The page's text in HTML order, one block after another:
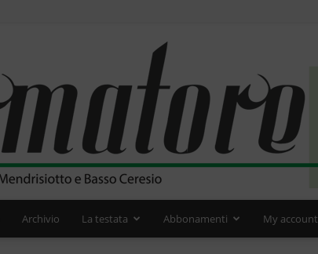
Archivio La testata Abbonamenti My account